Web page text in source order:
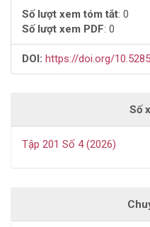
bài
viết
Số lượt xem tóm tắt: 0
Số lượt xem PDF: 0
DOI: https://doi.org/
Số
Tập 201 Số 4 (2026)